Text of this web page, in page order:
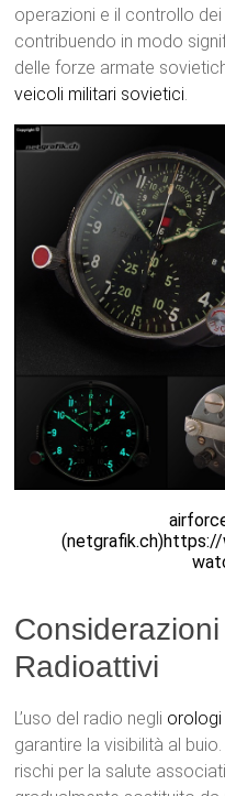
operazioni e il controllo
contribuendo in modo
delle forze armate
veicoli militari sovietici.
Radioattivi
L’uso del radio negli orologi
garantire la visibilità al
rischi per la salute